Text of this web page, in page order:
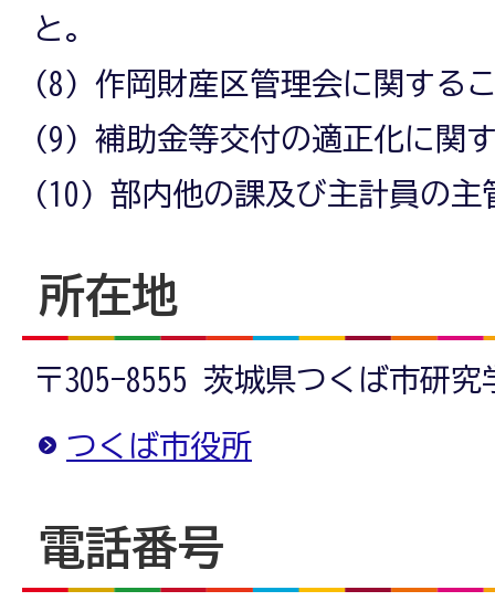
と。
(8) 作岡財産区管理会に関する
(9) 補助金等交付の適正化に関
(10) 部内他の課及び主計員の主
所在地
〒305-8555 茨城県つくば市研究
つくば市役所
電話番号